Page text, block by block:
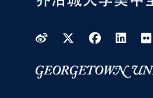
WeiboTwitter